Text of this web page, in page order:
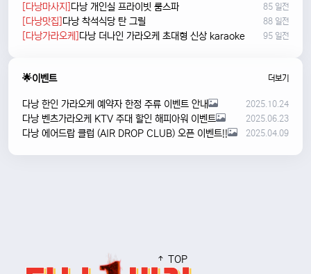
[다낭마사지]다낭 개인실 프라이빗 룸스파 85 일전
[다낭맛집]다낭 착석식당 탄 그릴 88 일전
[다낭가라오케]다낭 더나인 가라오케 초대형 신상 karaoke 95 일전
🌟이벤트 더보기
다낭 한인 가라오케 예약자 한정 주류 이벤트 안내 2025.10.24
다낭 벤츠가라오케 KTV 주대 할인 해피아워 이벤트 2025.06.23
다낭 에어드랍 클럽 (AIR DROP CLUB) 오픈 이벤트!! 2025.04.09
TOP